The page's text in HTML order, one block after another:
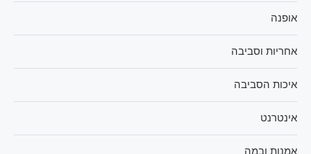
אופנה
אחריות וסביבה
איכות הסביבה
אינטרנט
אמנות ובמה